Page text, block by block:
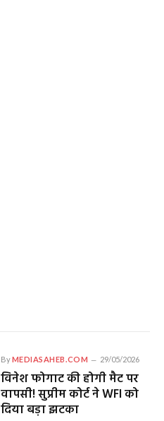
ByMEDIASAHEB.COM 29/05/2026
विनेश फोगाट की होगी मैट पर
वापसी! सुप्रीम कोर्ट ने WFI को
दिया बड़ा झटका